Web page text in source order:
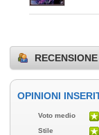
OPINIONI
Voto medio
Stile